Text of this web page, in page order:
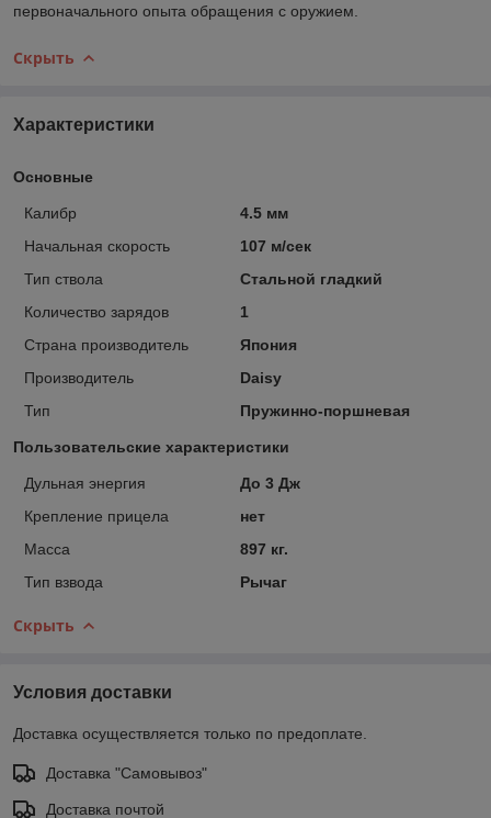
первоначального опыта обращения с оружием.
Скрыть
Характеристики
Основные
Калибр
4.5 мм
Начальная скорость
107 м/сек
Тип ствола
Стальной гладкий
Количество зарядов
1
Страна производитель
Япония
Производитель
Daisy
Тип
Пружинно-поршневая
Пользовательские характеристики
Дульная энергия
До 3 Дж
Крепление прицела
нет
Масса
897 кг.
Тип взвода
Рычаг
Скрыть
Условия доставки
Доставка осуществляется только по предоплате.
Доставка "Самовывоз"
Доставка почтой